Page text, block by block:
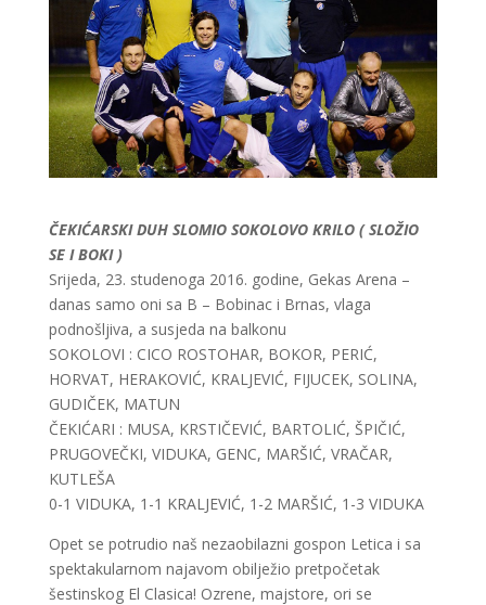
ČEKIĆARSKI DUH SLOMIO SOKOLOVO KRILO ( SLOŽIO
SE I BOKI )
Srijeda, 23. studenoga 2016. godine, Gekas Arena –
danas samo oni sa B – Bobinac i Brnas, vlaga
podnošljiva, a susjeda na balkonu
SOKOLOVI : CICO ROSTOHAR, BOKOR, PERIĆ,
HORVAT, HERAKOVIĆ, KRALJEVIĆ, FIJUCEK, SOLINA,
GUDIČEK, MATUN
ČEKIĆARI : MUSA, KRSTIČEVIĆ, BARTOLIĆ, ŠPIČIĆ,
PRUGOVEČKI, VIDUKA, GENC, MARŠIĆ, VRAČAR,
KUTLEŠA
0-1 VIDUKA, 1-1 KRALJEVIĆ, 1-2 MARŠIĆ, 1-3 VIDUKA
Opet se potrudio naš nezaobilazni gospon Letica i sa
spektakularnom najavom obilježio pretpočetak
šestinskog El Clasica! Ozrene, majstore, ori se